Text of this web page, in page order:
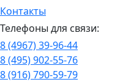
Контакты
Телефоны для связи:
8 (4967) 39-96-44
8 (495) 902-55-76
8 (916) 790-59-79